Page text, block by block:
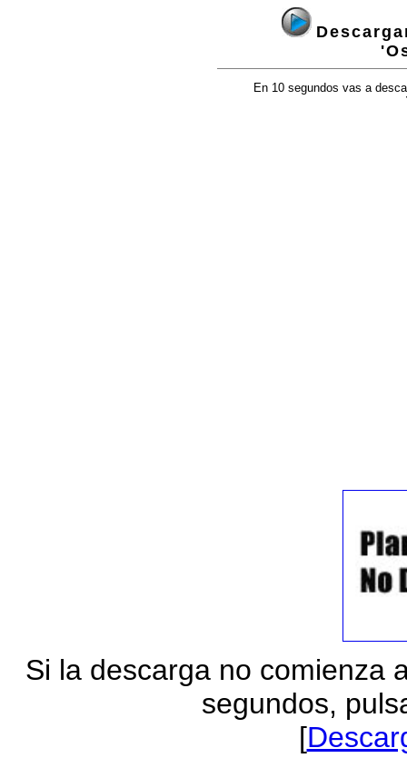
En 10 segundos vas a
Si la descarga no comienza
segundos,
[